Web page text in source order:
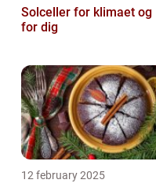
Solceller for klimaet og
for dig
12 february 2025